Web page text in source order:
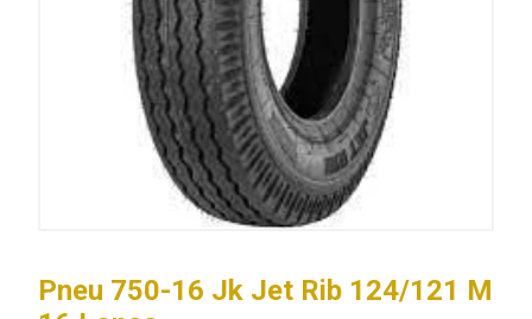
Pneu 750-16 Jk Jet Rib 124/121 M